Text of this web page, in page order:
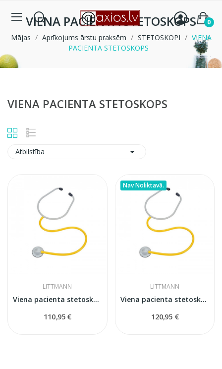
0
VIENA PACIENTA STETOSKOPS
Mājas Aprīkojums ārstu praksēm STETOSKOPI
VIENA
PACIENTA STETOSKOPS
VIENA PACIENTA STETOSKOPS
Atbilstība 
LITTMANN
Viena pacienta stetoskops Littmann
110,95 €
Nav Noliktavā.
LITTMANN
Viena pacienta stetoskops Littmann
120,95 €